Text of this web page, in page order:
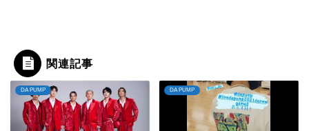
関連記事
DA PUMP DA PUMP